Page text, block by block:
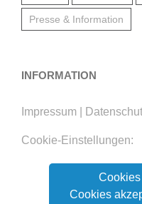
Presse & Information
INFORMATION
Impressum
Cookie-Einstellungen:
Cookies